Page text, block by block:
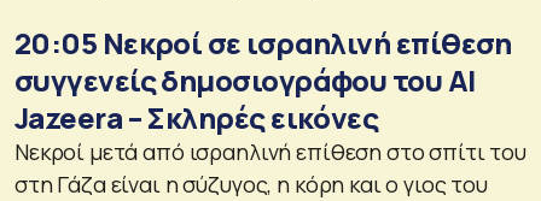
20:05 Νεκροί σε ισραηλινή επίθεση
συγγενείς δημοσιογράφου του Al
Jazeera – Σκληρές εικόνες
Νεκροί μετά από ισραηλινή επίθεση στο σπίτι του
στη Γάζα είναι η σύζυγος, η κόρη και ο γιος του